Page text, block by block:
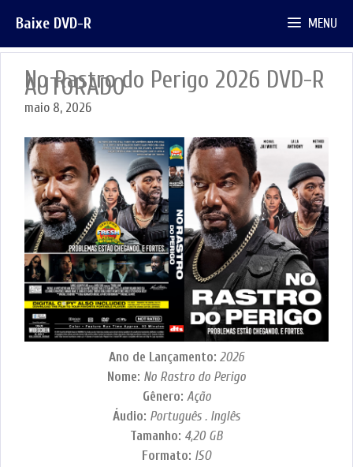
para
o
conteúdo
Baixe DVD-R MENU
No Rastro do Perigo 2026 DVD-R
AUTORADO
maio 8, 2026
Ano de Lançamento: 2026
Nome: No Rastro do Perigo
Gênero: Ação
Áudio: Português . Inglês
Tamanho: 4,20 GB
Formato: ISO